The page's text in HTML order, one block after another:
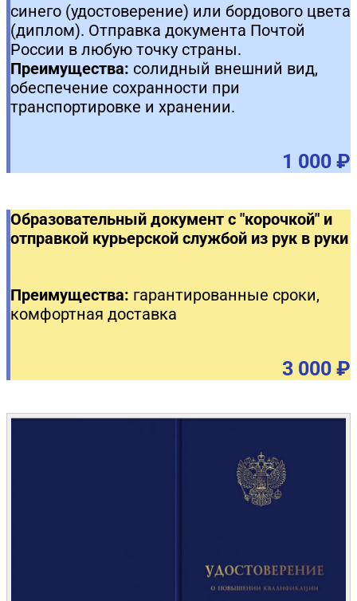
синего (удостоверение) или бордового цвета
(диплом). Отправка документа Почтой
России в любую точку страны.
Преимущества: солидный внешний вид,
обеспечение сохранности при
транспортировке и хранении.
1 000 ₽
Образовательный документ с "корочкой" и
отправкой курьерской службой из рук в руки
Преимущества: гарантированные сроки,
комфортная доставка
3 000 ₽